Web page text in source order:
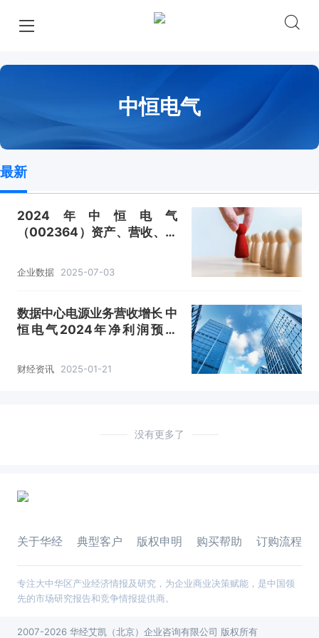
中恒电气
最新
2024年中恒电气
（002364）资产、营收、成
电源、电力操作电源系统、软
件开发、销售及服务）数据统
企业数据 2025-07-03
数据中心电源业务营收增长 中
恒电气2024年净利润预增
财经资讯 2025-01-21
没有更多了
关于华经 典型客户 版权申明 购买帮助 订购流程
专注大中华区产业经济情报及研究，为企业商业决策赋能，是中国领
先的市场研究报告和竞争情报提供商。
2007-2026 华经艾凯（北京）企业咨询有限公司 版权所有